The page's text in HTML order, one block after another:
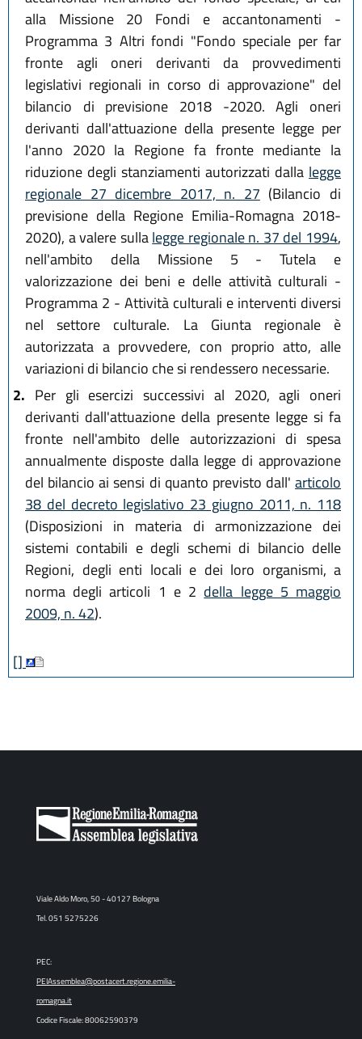
alla Missione 20 Fondi e accantonamenti -
Programma 3 Altri fondi "Fondo speciale per far
fronte agli oneri derivanti da provvedimenti
legislativi regionali in corso di approvazione" del
bilancio di previsione 2018 -2020. Agli oneri
derivanti dall'attuazione della presente legge per
l'anno 2020 la Regione fa fronte mediante la
riduzione degli stanziamenti autorizzati dalla legge
regionale 27 dicembre 2017, n. 27 (Bilancio di
previsione della Regione Emilia-Romagna 2018-
2020), a valere sullalegge regionale n. 37 del 1994,
nell'ambito della Missione 5 - Tutela e
valorizzazione dei beni e delle attività culturali -
Programma 2 - Attività culturali e interventi diversi
nel settore culturale. La Giunta regionale è
autorizzata a provvedere, con proprio atto, alle
variazioni di bilancio che si rendessero necessarie.
2. Per gli esercizi successivi al 2020, agli oneri
derivanti dall'attuazione della presente legge si fa
fronte nell'ambito delle autorizzazioni di spesa
annualmente disposte dalla legge di approvazione
del bilancio ai sensi di quanto previsto dall' articolo
38 del decreto legislativo 23 giugno 2011, n. 118
(Disposizioni in materia di armonizzazione dei
sistemi contabili e degli schemi di bilancio delle
Regioni, degli enti locali e dei loro organismi, a
norma degli articoli 1 e 2 della legge 5 maggio
2009, n. 42).
[]
Viale Aldo Moro, 50 - 40127 Bologna
Tel. 051 5275226
PEC:
PEIAssemblea@postacert.regione.emilia-
romagna.it
Codice Fiscale: 80062590379